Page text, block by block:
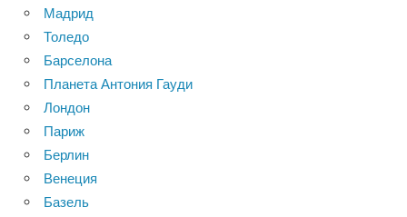
Мадрид
Толедо
Барселона
Планета Антония Гауди
Лондон
Париж
Берлин
Венеция
Базель